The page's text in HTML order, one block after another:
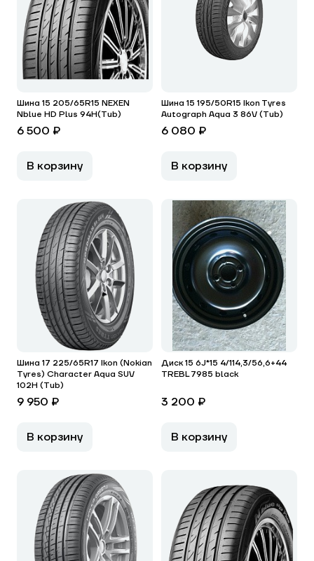
Шина 15 205/65R15 NEXEN
Nblue HD Plus 94H(Tub)
6 500 ₽
В корзину
Шина 15 195/50R15 Ikon Tyres
Autograph Aqua 3 86V (Tub)
6 080 ₽
В корзину
Шина 17 225/65R17 Ikon (Nokian
Tyres) Character Aqua SUV
102H (Tub)
9 950 ₽
В корзину
Диск 15 6J*15 4/114,3/56,6+44
TREBL 7985 black
3 200 ₽
В корзину